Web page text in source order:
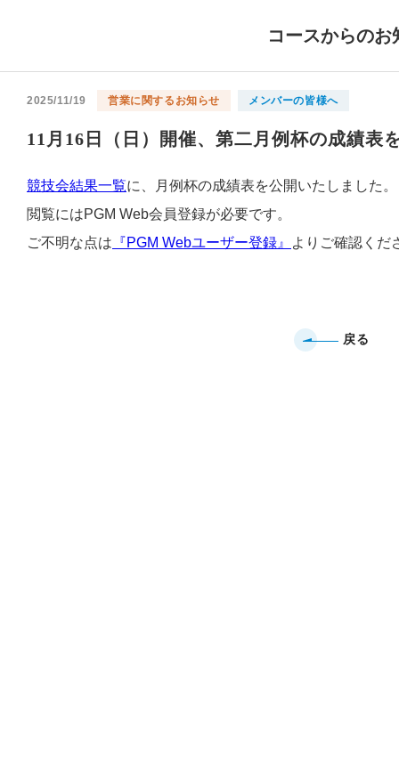
コースからのお
2025/11/19 営業に関するお知らせ メンバーの皆様へ
11月16日（日）開催、第二月例杯の成績表
競技会結果一覧に、月例杯の成績表を公開いたしました。
閲覧にはPGM Web会員登録が必要です。
ご不明な点は 『PGM Webユーザー登録』 よりご確認くだ
戻る